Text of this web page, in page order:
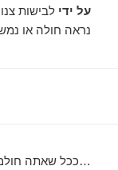
על ידי לבישות
נראה חולה או
…ככל שאתה